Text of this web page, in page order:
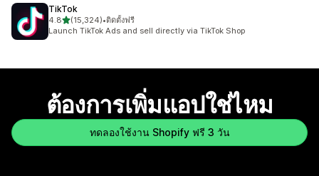
TikTok
4.8เต็ม 5 ดาว
(15,324)
ทั้งหมด 15324 รีวิว
•ติดตั้งฟรี
Launch TikTok Ads and sell directly via TikTok Shop
ต้องการเพิ่มแอปใช่ไหม
ทดลองใช้งาน Shopify ฟรี 3 วัน